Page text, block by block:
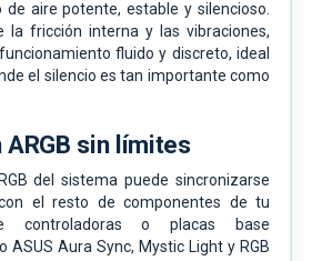
aire potente, estable y silencioso.
la fricción interna y las vibraciones,
fluido y discreto, ideal
el silencio es tan importante como
sin límites
del sistema puede sincronizarse
el resto de componentes de tu
controladoras o placas base
ASUS Aura Sync, Mystic Light y RGB